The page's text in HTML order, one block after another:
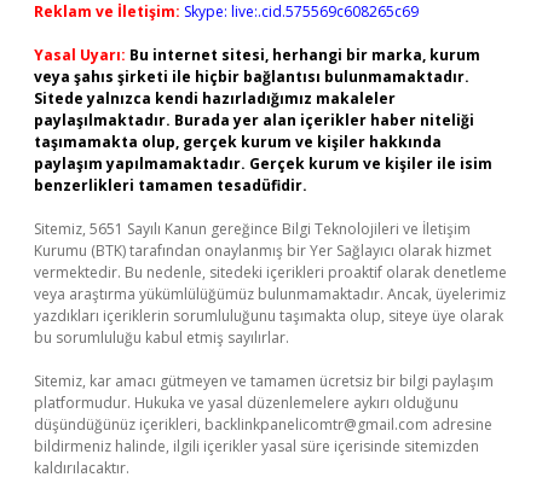
Reklam ve İletişim: Skype: live:.cid.575569c608265c69
Yasal Uyarı: Bu internet sitesi, herhangi bir marka, kurum
veya şahıs şirketi ile hiçbir bağlantısı bulunmamaktadır.
Sitede yalnızca kendi hazırladığımız makaleler
paylaşılmaktadır. Burada yer alan içerikler haber niteliği
taşımamakta olup, gerçek kurum ve kişiler hakkında
paylaşım yapılmamaktadır. Gerçek kurum ve kişiler ile isim
benzerlikleri tamamen tesadüfidir.
Sitemiz, 5651 Sayılı Kanun gereğince Bilgi Teknolojileri ve İletişim
Kurumu (BTK) tarafından onaylanmış bir Yer Sağlayıcı olarak hizmet
vermektedir. Bu nedenle, sitedeki içerikleri proaktif olarak denetleme
veya araştırma yükümlülüğümüz bulunmamaktadır. Ancak, üyelerimiz
yazdıkları içeriklerin sorumluluğunu taşımakta olup, siteye üye olarak
bu sorumluluğu kabul etmiş sayılırlar.
Sitemiz, kar amacı gütmeyen ve tamamen ücretsiz bir bilgi paylaşım
platformudur. Hukuka ve yasal düzenlemelere aykırı olduğunu
düşündüğünüz içerikleri, backlinkpanelicomtr@gmail.com adresine
bildirmeniz halinde, ilgili içerikler yasal süre içerisinde sitemizden
kaldırılacaktır.